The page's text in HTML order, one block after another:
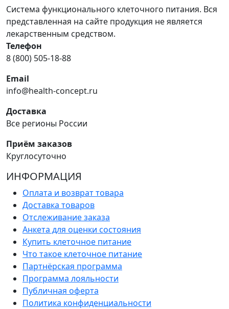
Система функционального клеточного питания. Вся
представленная на сайте продукция не является
лекарственным средством.
Телефон
8 (800) 505-18-88
Email
info@health-concept.ru
Доставка
Все регионы России
Приём заказов
Круглосуточно
ИНФОРМАЦИЯ
Оплата и возврат товара
Доставка товаров
Отслеживание заказа
Анкета для оценки состояния
Купить клеточное питание
Что такое клеточное питание
Партнёрская программа
Программа лояльности
Публичная оферта
Политика конфиденциальности